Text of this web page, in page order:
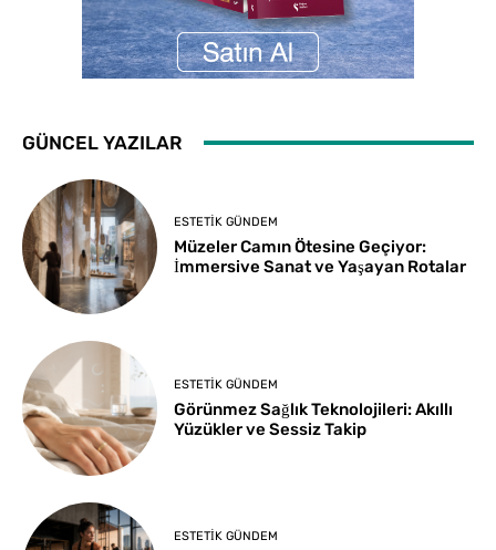
GÜNCEL YAZILAR
ESTETIK GÜNDEM
Müzeler Camın Ötesine Geçiyor:
İmmersive Sanat ve Yaşayan Rotalar
ESTETIK GÜNDEM
Görünmez Sağlık Teknolojileri: Akıllı
Yüzükler ve Sessiz Takip
ESTETIK GÜNDEM